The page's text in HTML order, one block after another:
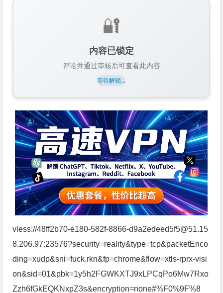
🔐
内容已锁定
评论并通过审核后可查看此内容
等待解锁...
vless://48ff2b70-e180-582f-8866-d9a2edeed5f5@51.15
8.206.97:23576?security=reality&type=tcp&packetEnco
ding=xudp&sni=fuck.rkn&fp=chrome&flow=xtls-rprx-visi
on&sid=01&pbk=1y5h2FGWKXTJ9xLPCqPo6Mw7Rxo
Zzh6fGkEQKNxpZ3s&encryption=none#%F0%9F%8